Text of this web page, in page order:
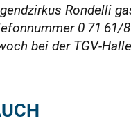
Rondelli
0 71
bei der TGV-